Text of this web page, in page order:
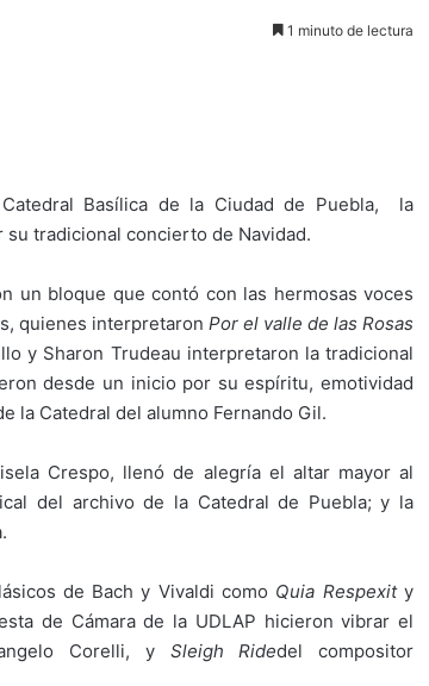
1 minuto de lectura
Basílica de la Ciudad de Puebla, la
tradicional concierto de Navidad.
un bloque que contó con las hermosas voces
quienes interpretaron Por el valle de las Rosas
y Sharon Trudeau interpretaron la tradicional
desde un inicio por su espíritu, emotividad
la Catedral del alumno Fernando Gil.
Crespo, llenó de alegría el altar mayor al
del archivo de la Catedral de Puebla; y la
de Bach y Vivaldi como Quia Respexity
de Cámara de la UDLAP hicieron vibrar el
Corelli, y Sleigh Ridedel compositor